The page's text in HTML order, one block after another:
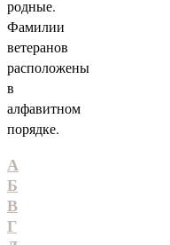
родные.
Фамилии
ветеранов
расположены
в
алфавитном
порядке.
А
Б
В
Г